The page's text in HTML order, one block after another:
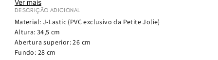
momentos de lazer.
Produzida em J-Lastic , o PVC exclusivo da Petite Jolie, a mochila
é resistente, leve e fácil de limpar. O modelo possui
principal espaçoso
e dois bolsos frontais adicionais
manter seus itens essenciais organizados e sempre à mão.
Ver mais
DESCRIÇÃO ADICIONAL
Material: J-Lastic (PVC exclusivo da Petite Jolie)
Altura: 34,5 cm
Abertura superior: 26 cm
Fundo: 28 cm